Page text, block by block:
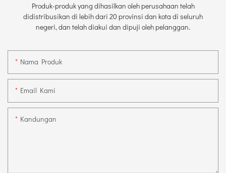
Produk-produk yang dihasilkan oleh perusahaan telah
didistribusikan di lebih dari 20 provinsi dan kota di seluruh
negeri, dan telah diakui dan dipuji oleh pelanggan.
Nama Produk
Email Kami
Kandungan